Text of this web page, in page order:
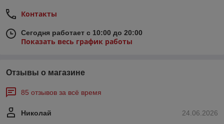
Контакты
Сегодня работает с 10:00 до 20:00
Показать весь график работы
Отзывы о магазине
85 отзывов за всё время
24.06.2026
Николай